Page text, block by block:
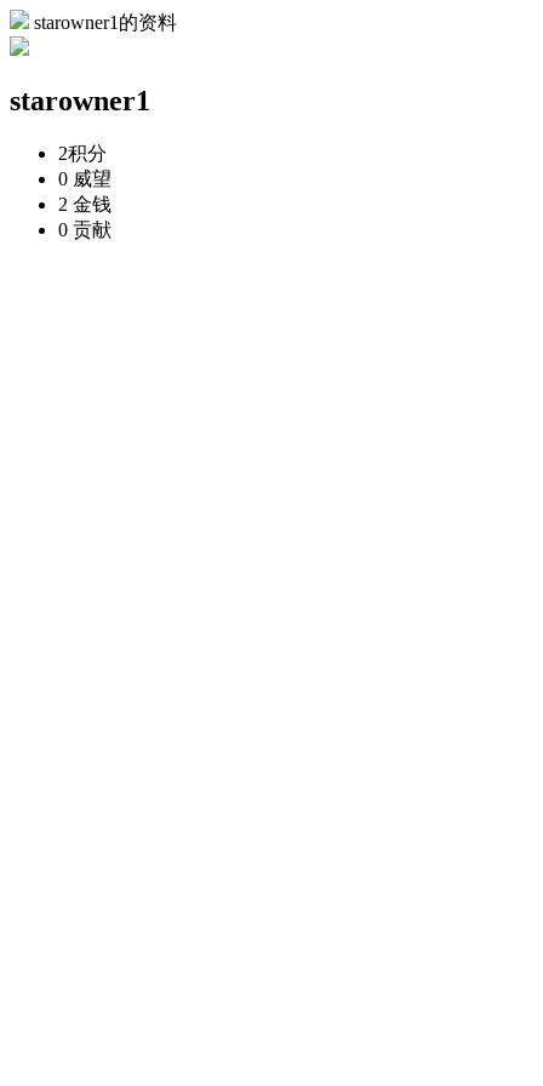
starowner1的资料
starowner1
2积分
0 威望
2 金钱
0 贡献